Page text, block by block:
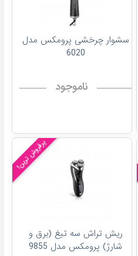
سشوار چرخشی پرومکس مدل
6020
ناموجود
پرفروش ترین!
ریش تراش سه تیغ (برق و
شارژ) پرومکس مدل 9855